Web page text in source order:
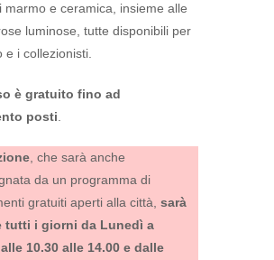
marmo e ceramica, insieme alle
luminose, tutte disponibili per
e i collezionisti.
è gratuito fino ad
posti
, che sarà anche
da un programma di
gratuiti aperti alla città, sarà
tutti i giorni da Lunedì a
10.30 alle 14.00 e dalle